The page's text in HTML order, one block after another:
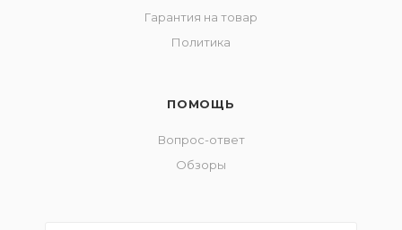
Гарантия на товар
Политика
ПОМОЩЬ
Вопрос-ответ
Обзоры